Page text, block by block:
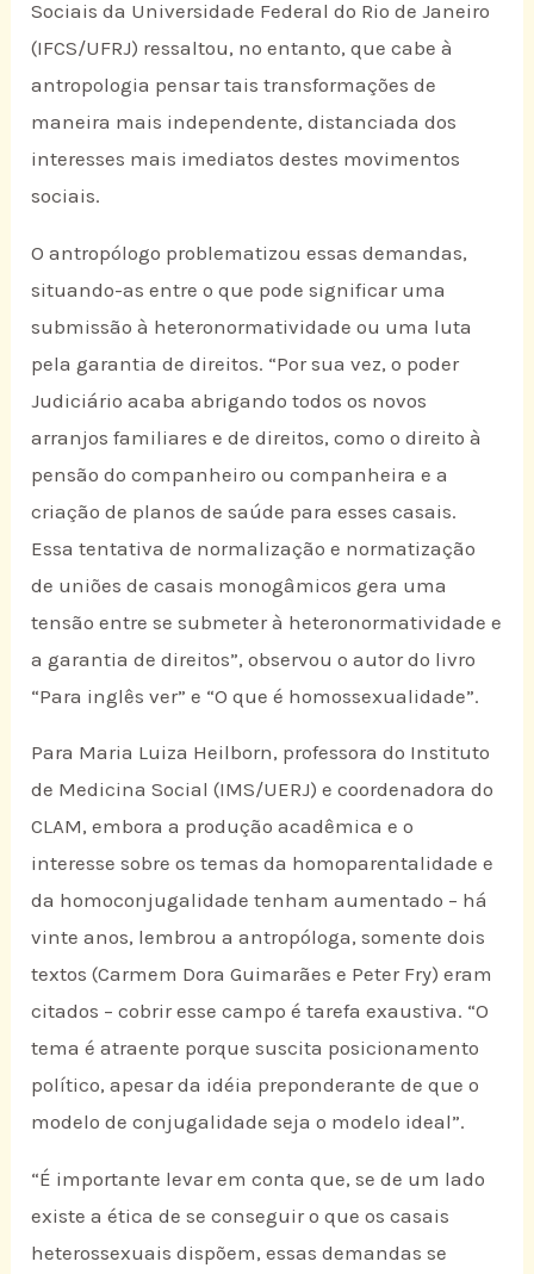
Sociais da Universidade Federal do Rio de Janeiro
(IFCS/UFRJ) ressaltou, no entanto, que cabe à
antropologia pensar tais transformações de
maneira mais independente, distanciada dos
interesses mais imediatos destes movimentos
sociais.
O antropólogo problematizou essas demandas,
situando-as entre o que pode significar uma
submissão à heteronormatividade ou uma luta
pela garantia de direitos. “Por sua vez, o poder
Judiciário acaba abrigando todos os novos
arranjos familiares e de direitos, como o direito à
pensão do companheiro ou companheira e a
criação de planos de saúde para esses casais.
Essa tentativa de normalização e normatização
de uniões de casais monogâmicos gera uma
tensão entre se submeter à heteronormatividade e
a garantia de direitos”, observou o autor do livro
“Para inglês ver” e “O que é homossexualidade”.
Para Maria Luiza Heilborn, professora do Instituto
de Medicina Social (IMS/UERJ) e coordenadora do
CLAM, embora a produção acadêmica e o
interesse sobre os temas da homoparentalidade e
da homoconjugalidade tenham aumentado – há
vinte anos, lembrou a antropóloga, somente dois
textos (Carmem Dora Guimarães e Peter Fry) eram
citados – cobrir esse campo é tarefa exaustiva. “O
tema é atraente porque suscita posicionamento
político, apesar da idéia preponderante de que o
modelo de conjugalidade seja o modelo ideal”.
“É importante levar em conta que, se de um lado
existe a ética de se conseguir o que os casais
heterossexuais dispõem, essas demandas se